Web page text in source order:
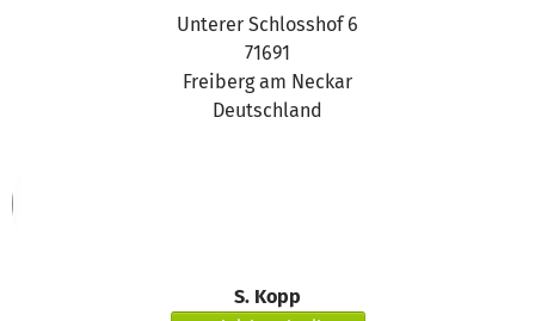
Unterer Schlosshof 6
71691
Freiberg am Neckar
Deutschland
S. Kopp